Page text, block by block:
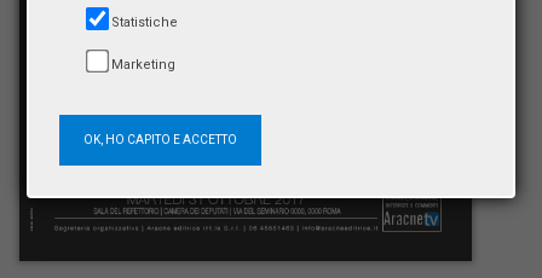
Statistiche
Marketing
OK, HO CAPITO E ACCETTO